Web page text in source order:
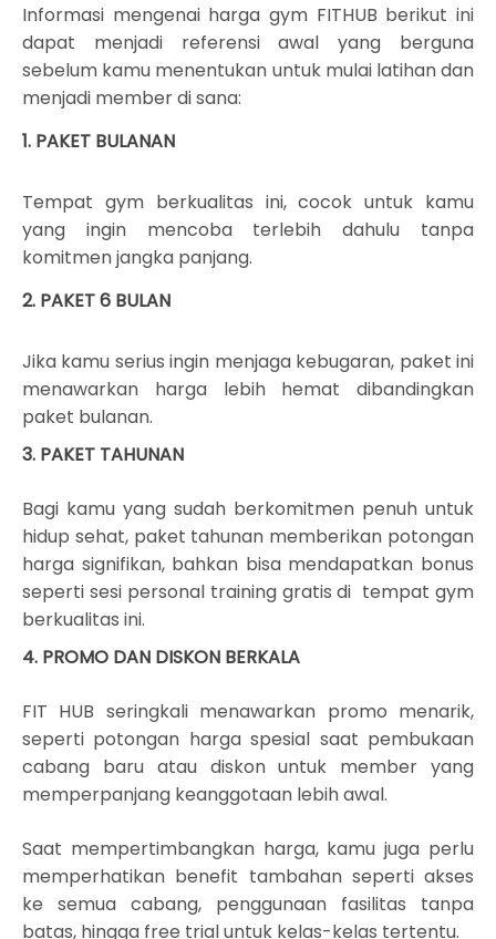
Informasi mengenai harga gym FITHUB berikut ini
dapat menjadi referensi awal yang berguna
sebelum kamu menentukan untuk mulai latihan dan
menjadi member di sana:
1. PAKET BULANAN
Tempat gym berkualitas ini, cocok untuk kamu
yang ingin mencoba terlebih dahulu tanpa
komitmen jangka panjang.
2. PAKET 6 BULAN
Jika kamu serius ingin menjaga kebugaran, paket ini
menawarkan harga lebih hemat dibandingkan
paket bulanan.
3. PAKET TAHUNAN
Bagi kamu yang sudah berkomitmen penuh untuk
hidup sehat, paket tahunan memberikan potongan
harga signifikan, bahkan bisa mendapatkan bonus
seperti sesi personal training gratis di tempat gym
berkualitas ini.
4. PROMO DAN DISKON BERKALA
FIT HUB seringkali menawarkan promo menarik,
seperti potongan harga spesial saat pembukaan
cabang baru atau diskon untuk member yang
memperpanjang keanggotaan lebih awal.
Saat mempertimbangkan harga, kamu juga perlu
memperhatikan benefit tambahan seperti akses
ke semua cabang, penggunaan fasilitas tanpa
batas, hingga free trial untuk kelas-kelas tertentu.